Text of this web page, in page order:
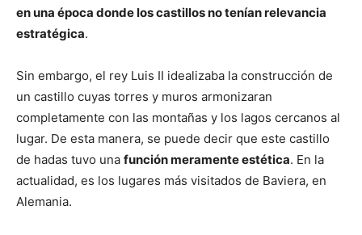
en una época donde los castillos no tenían relevancia
estratégica.
Sin embargo, el rey Luis II idealizaba la construcción de
un castillo cuyas torres y muros armonizaran
completamente con las montañas y los lagos cercanos al
lugar. De esta manera, se puede decir que este castillo
de hadas tuvo una función meramente estética. En la
actualidad, es los lugares más visitados de Baviera, en
Alemania.